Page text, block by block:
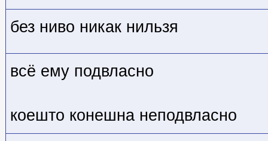
без ниво никак нильзя
всё ему подвласно
коешто конешна неподвласно